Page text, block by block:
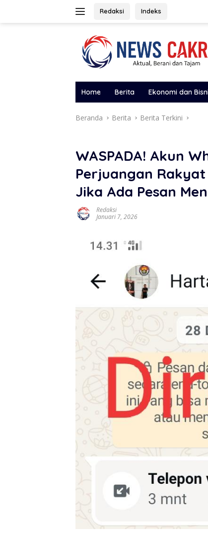
Redaksi Indeks
Home Berita Ekonomi dan
Beranda Berita Berita Terkini
WASPADA! Akun
Perjuangan
Jika Ada Pesan
Redaksi
Januari 7, 2026